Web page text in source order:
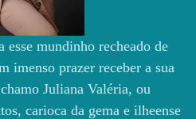
mundinho recheado de
imenso prazer receber a sua
Juliana Valéria, ou
carioca da gema e ilheense